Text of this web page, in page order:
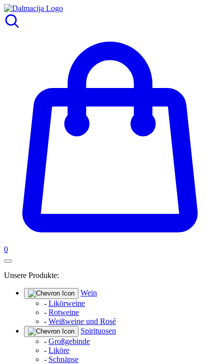
0
Unsere Produkte:
Wein
- Likörweine
- Rotweine
- Weißweine und Rosé
Spirituosen
- Großgebinde
- Liköre
- Schnäpse